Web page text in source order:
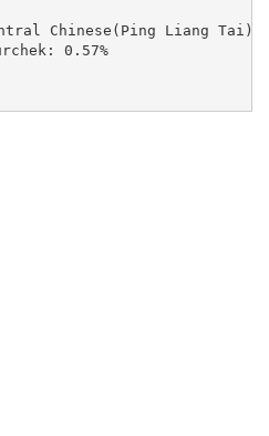
Chinese(Ping Liang Tai):
0.57%